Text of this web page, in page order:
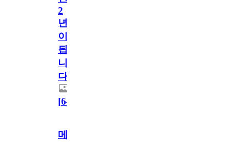
2
년
이
됩
니
다.
[64
메